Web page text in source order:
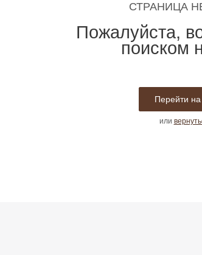
СТРАНИЦА
Пожалуйста,
поиском
Перейти
или